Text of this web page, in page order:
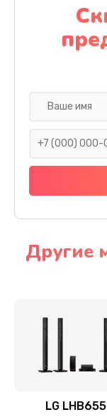
Ремонт /
Другие
LG